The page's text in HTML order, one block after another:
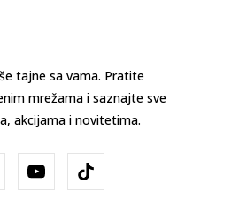
tajne sa vama. Pratite
mrežama i saznajte sve
akcijama i novitetima.